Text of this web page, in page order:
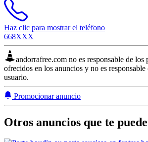
Haz clic para mostrar el teléfono
668XXX
andorrafree.com no es responsable de los
ofrecidos en los anuncios y no es responsable
usuario.
Promocionar anuncio
Otros anuncios que te